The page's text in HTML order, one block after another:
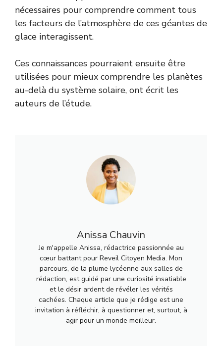
nécessaires pour comprendre comment tous
les facteurs de l’atmosphère de ces géantes de
glace interagissent.
Ces connaissances pourraient ensuite être
utilisées pour mieux comprendre les planètes
au-delà du système solaire, ont écrit les
auteurs de l’étude.
Anissa Chauvin
Je m'appelle Anissa, rédactrice passionnée au
cœur battant pour Reveil Citoyen Media. Mon
parcours, de la plume lycéenne aux salles de
rédaction, est guidé par une curiosité insatiable
et le désir ardent de révéler les vérités
cachées. Chaque article que je rédige est une
invitation à réfléchir, à questionner et, surtout, à
agir pour un monde meilleur.